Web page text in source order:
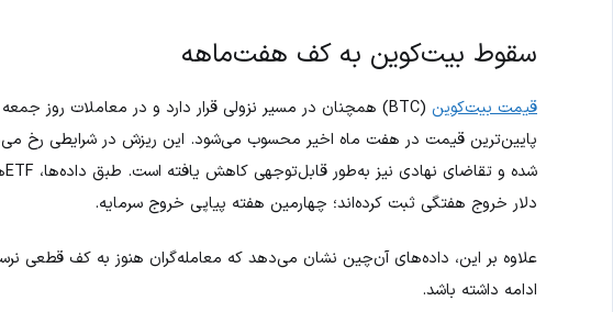
سقوط بیت‌کوین به کف هفت‌ماهه
قیمت بیت‌کوین
پایین‌ترین قیمت در هفت ماه اخیر محسوب می‌شود. این ریزش در شرایطی رخ
دلار خروج هفتگی ثبت کرده‌اند؛ چهارمین هفته پیاپی خروج سرمایه.
علاوه بر این، داده‌های آن‌چین نشان می‌دهد که معامله‌گران هنوز به کف قطعی
ادامه داشته باشد.